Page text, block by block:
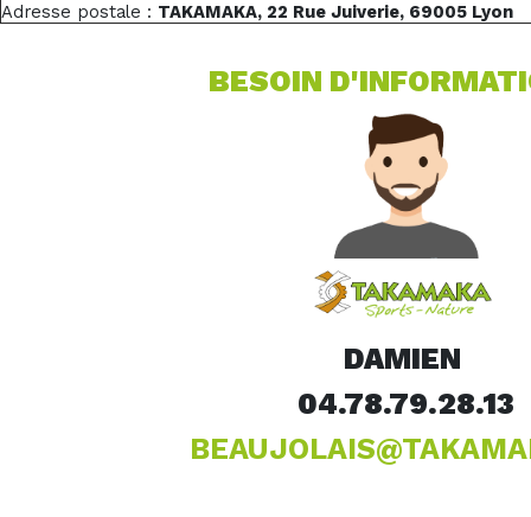
Adresse postale : TAKAMAKA, 22 Rue Juiverie, 69005 Lyon
BESOIN
DAMIEN
04.78.79.28.13